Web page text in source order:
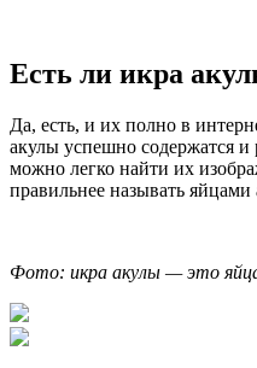
Есть ли икра
Да, есть, и их полно в
акулы успешно содержатся
можно легко найти их
правильнее называть яйцами
Фото: икра акулы — это